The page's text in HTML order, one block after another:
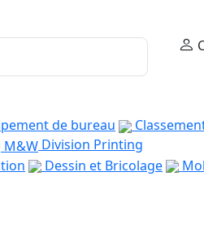
de bureau
Division Printing
Dessin et Bricolage